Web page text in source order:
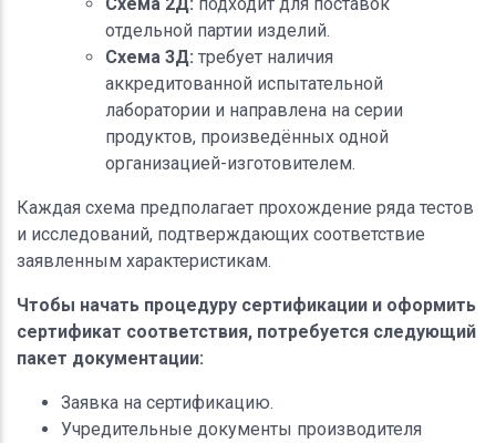
отдельной партии изделий.
Схема 3Д: требует наличия
аккредитованной испытательной
лаборатории и направлена на серии
продуктов, произведённых одной
организацией-изготовителем.
Каждая схема предполагает прохождение ряда тестов
и исследований, подтверждающих соответствие
заявленным характеристикам.
Чтобы начать процедуру сертификации и оформить
сертификат соответствия, потребуется следующий
пакет документации:
Заявка на сертификацию.
Учредительные документы производителя